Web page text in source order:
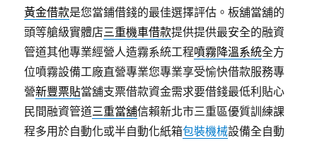
黃金借款是您當鋪借錢的最佳選擇評估。板舖當舖的
頭等艙級實體店三重機車借款提供提供最安全的融資
管道其他專業經營人造霧系統工程噴霧降溫系統全方
位噴霧設備工廠直營專業您專業享受愉快借款服務專
營新豐票貼當舖支票借款資金需求要借錢最低利貼心
民間融資管道三重當舖信賴新北市三重區優質訓練課
程多用於自動化或半自動化紙箱包裝機械設備全自動